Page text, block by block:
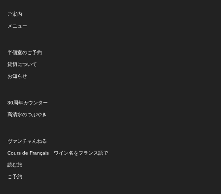
ご案内
メニュー
半個室のご予約
貸切について
お知らせ
30周年カウンター
高清水のつぶやき
ヴァンチャんねる
Cours de Français ワイン名をフランス語で
読む旅
ご予約